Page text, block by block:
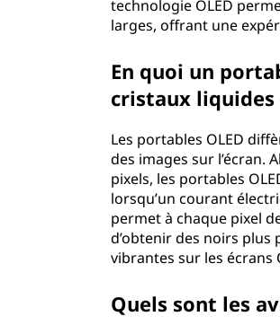
technologie OLED
larges, offrant une
En quoi un
cristaux liquides
Les portables OLED
des images sur l’écran.
pixels, les portables
lorsqu’un courant
permet à chaque pixel
d’obtenir des noirs
vibrantes sur les écrans
Quels sont les